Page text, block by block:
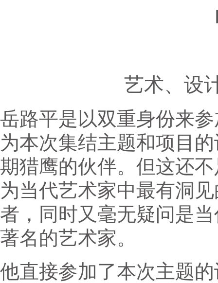
艺术、设
岳路平是以双重身份来
为本次集结主题和项目
期猎鹰的伙伴。但这还
为当代艺术家中最有洞
者，同时又毫无疑问是
著名的艺术家。
他直接参加了本次主题